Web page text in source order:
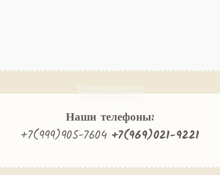
Наши телефоны:
+7(999)905-7604 +7(969)021-9221